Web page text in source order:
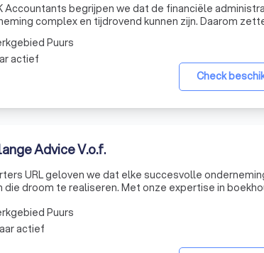
Accountants begrijpen we dat de financiële
complex en tijdrovend kunnen zijn. Daarom
te vereenvoudigen en te optimaliseren. Ons team,
Check
Puurs
actief
Advice V.o.f.
URL geloven we dat elke succesvolle
die droom te realiseren. Met onze expertise in
Puurs
actief